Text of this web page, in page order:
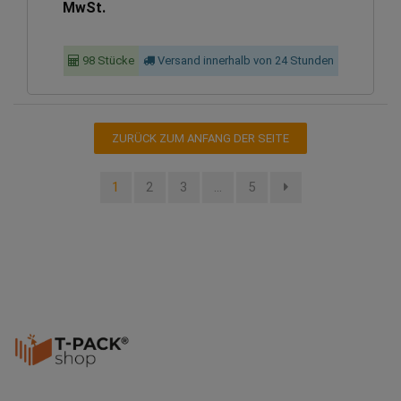
MwSt.
98 Stücke Versand innerhalb von 24 Stunden
ZURÜCK ZUM ANFANG DER SEITE
1 2 3 … 5